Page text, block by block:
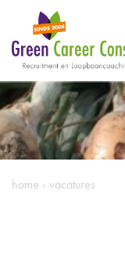
home › vacatures